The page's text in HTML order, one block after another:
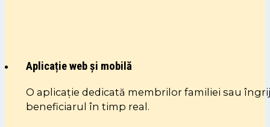
Aplicație web și mobilă
O aplicație dedicată membrilor familiei sau
beneficiarul în timp real.